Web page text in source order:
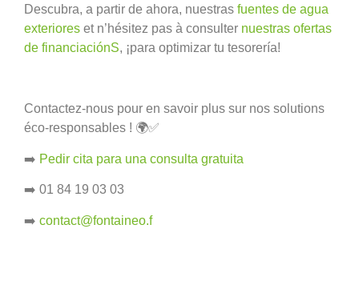
Descubra, a partir de ahora, nuestras fuentes de agua
exteriores et n’hésitez pas à consulter nuestras ofertas
de financiaciónS, ¡para optimizar tu tesorería!
Contactez-nous pour en savoir plus sur nos solutions
éco-responsables ! 🌍✅
➡️ Pedir cita para una consulta gratuita
➡️ 01 84 19 03 03
➡️ contact@fontaineo.f